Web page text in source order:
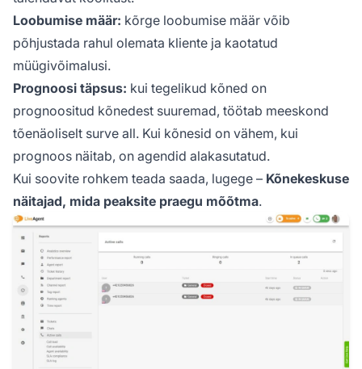
Loobumise määr: kõrge loobumise määr võib
põhjustada rahul olemata kliente ja kaotatud
müügivõimalusi.
Prognoosi täpsus: kui tegelikud kõned on
prognoositud kõnedest suuremad, töötab meeskond
tõenäoliselt surve all. Kui kõnesid on vähem, kui
prognoos näitab, on agendid alakasutatud.
Kui soovite rohkem teada saada, lugege – Kõnekeskuse
näitajad, mida peaksite praegu mõõtma.